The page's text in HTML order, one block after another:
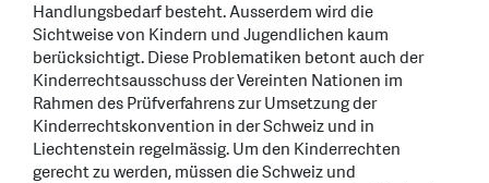
Handlungsbedarf besteht. Ausserdem wird die
Sichtweise von Kindern und Jugendlichen kaum
berücksichtigt. Diese Problematiken betont auch der
Kinderrechtsausschuss der Vereinten Nationen im
Rahmen des Prüfverfahrens zur Umsetzung der
Kinderrechtskonvention in der Schweiz und in
Liechtenstein regelmässig. Um den Kinderrechten
gerecht zu werden, müssen die Schweiz und